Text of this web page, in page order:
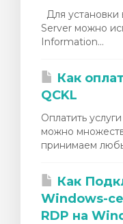
Для
Server можно
Information...
Как
QCKL
Оплатить
можно
принимаем
Как
Windows-
RDP на